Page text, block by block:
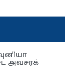
அவசரக்